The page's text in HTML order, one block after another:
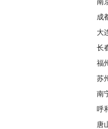
成
大
长
福
苏
南
呼
唐